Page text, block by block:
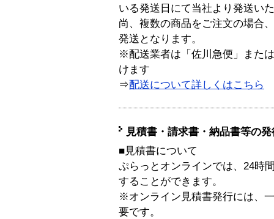
いる発送日にて当社より発送い
尚、複数の商品をご注文の場合
発送となります。
※配送業者は「佐川急便」また
けます
⇒配送について詳しくはこちら
見積書・請求書・納品書等の
■見積書について
ぷらっとオンラインでは、24時
することができます。
※オンライン見積書発行には、
要です。